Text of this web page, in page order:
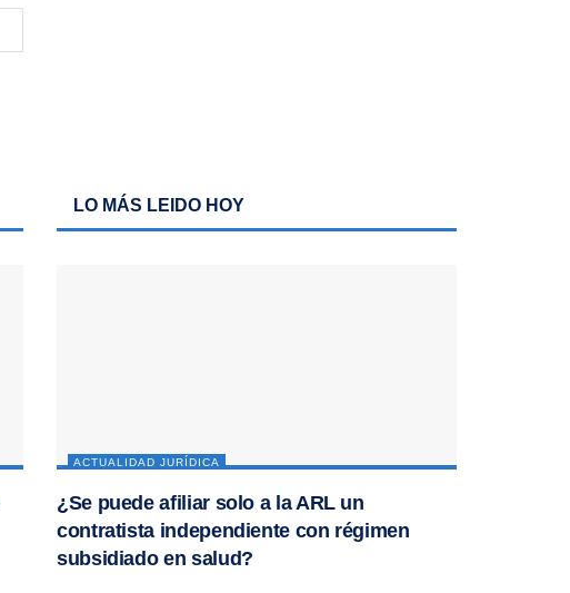
LO MÁS LEIDO HOY
ACTUALIDAD JURÍDICA
¿Se puede afiliar solo a la ARL un
contratista independiente con régimen
subsidiado en salud?